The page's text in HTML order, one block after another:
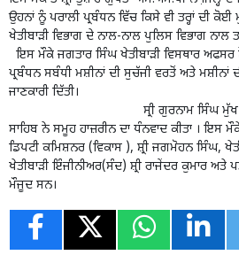
ਉਹਨਾਂ ਨੂੰ ਪਰਾਲੀ ਪ੍ਰਬੰਧਨ ਵਿੱਚ ਕਿਸੇ ਵੀ ਤਰ੍ਹਾਂ ਦੀ
ਖੇਤੀਬਾੜੀ ਵਿਭਾਗ ਦੇ ਨਾਲ-ਨਾਲ ਪੁਲਿਸ ਵਿਭਾਗ
ਇਸ ਮੌਕੇ ਜਗਤਾਰ ਸਿੰਘ ਖੇਤੀਬਾੜੀ ਵਿਸਥਾਰ ਅਫਸਰ
ਪ੍ਰਬੰਧਨ ਸਬੰਧੀ ਮਸ਼ੀਨਾਂ ਦੀ ਸੁਚੱਜੀ ਵਰਤੋਂ ਅਤੇ ਮਸ਼ੀਨਾਂ
ਜਾਣਕਾਰੀ ਦਿੱਤੀ।
ਸ੍ਰੀ ਗੁਰਨਾਮ ਸਿੰਘ ਮੁੱਖ
ਸਾਹਿਬ ਨੇ ਸਮੂਹ ਹਾਜ਼ਰੀਨ ਦਾ ਧੰਨਵਾਦ ਕੀਤਾ । ਇਸ
ਡਿਪਟੀ ਕਮਿਸ਼ਨਰ (ਵਿਕਾਸ ), ਸ਼੍ਰੀ ਜਗਮੋਹਨ ਸਿੰਘ,
ਖੇਤੀਬਾੜੀ ਇੰਜੀਨੀਅਰ(ਸੰਦ) ਸ਼੍ਰੀ ਰਾਜੇਂਦਰ ਕੁਮਾਰ ਅਤੇ
ਮੌਜੂਦ ਸਨ।